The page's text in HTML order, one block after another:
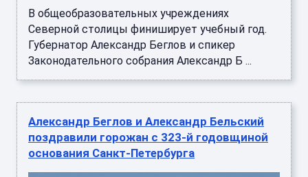
В общеобразовательных учреждениях
Северной столицы финиширует учебный год.
Губернатор Александр Беглов и спикер
Законодательного собрания Александр Б ...
Александр Беглов и Александр Бельский
поздравили горожан с 323-й годовщиной
основания Санкт-Петербурга